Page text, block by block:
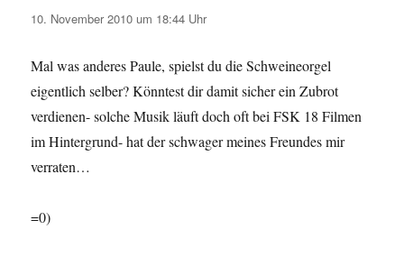
10. November 2010 um 18:44 Uhr
Mal was anderes Paule, spielst du die Schweineorgel
eigentlich selber? Könntest dir damit sicher ein Zubrot
verdienen- solche Musik läuft doch oft bei FSK 18 Filmen
im Hintergrund- hat der schwager meines Freundes mir
verraten…
=0)